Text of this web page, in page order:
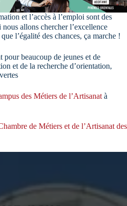
et l’accès à l’emploi sont des
allons chercher l’excellence
l’égalité des chances, ça marche !
pour beaucoup de jeunes et de
et de la recherche d’orientation,
des Métiers de l’Artisanat à
de Métiers et de l’Artisanat des